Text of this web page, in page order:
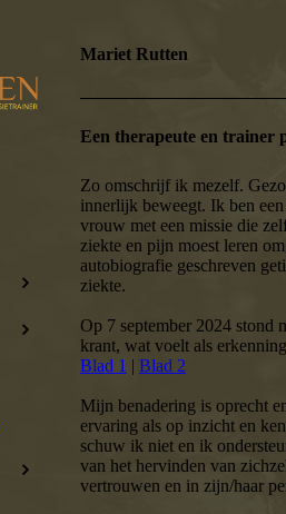
Mariet Rutten
Een therapeute en trainer
Zo omschrijf ik mezelf.
innerlijk beweegt. Ik ben
vrouw met een missie die
ziekte en pijn moest leren
autobiografie geschreven
ziekte.
Op 7 september 2024 stond
krant, wat voelt als
Blad 1 | Blad 2
Mijn benadering is oprecht
ervaring als op inzicht en
schuw ik niet en ik
van het hervinden van
vertrouwen en in zijn/haar